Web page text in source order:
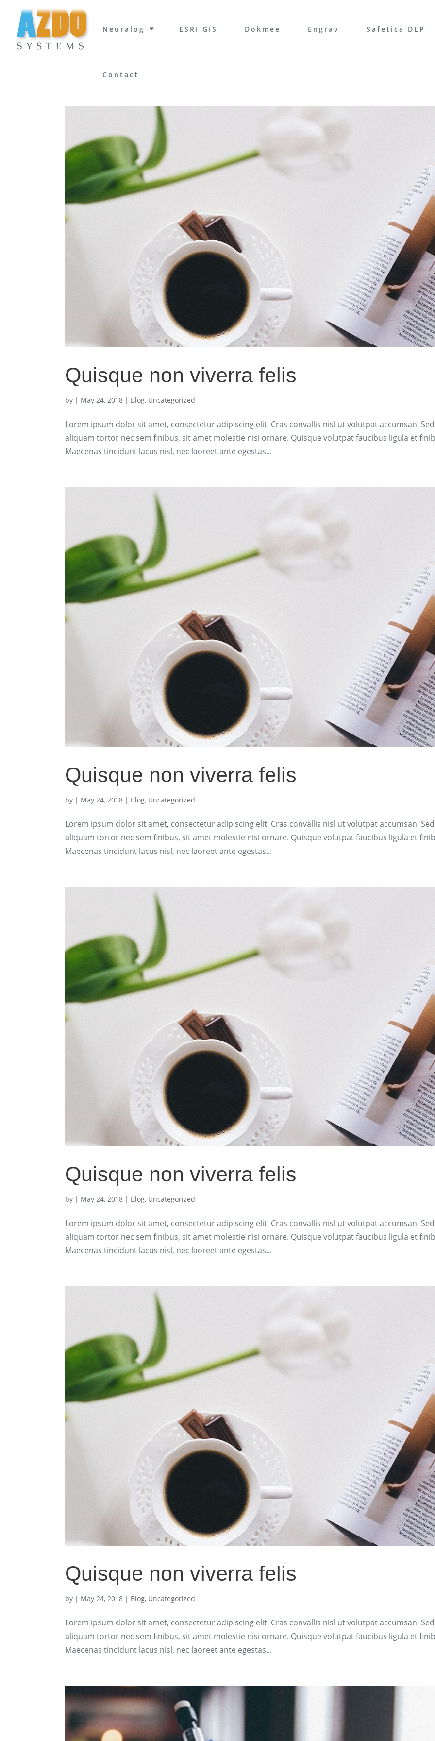
Neuralog ESRI GIS Dokmee Engrav Safetica DLP
Contact
Quisque non viverra felis
by | May 24, 2018 | Blog, Uncategorized
Lorem ipsum dolor sit amet, consectetur adipiscing elit. Cras convallis nisl ut volutpat accumsan. Sed
aliquam tortor nec sem finibus, sit amet molestie nisi ornare. Quisque volutpat faucibus ligula et
Maecenas tincidunt lacus nisl, nec laoreet ante egestas...
Quisque non viverra felis
by | May 24, 2018 | Blog, Uncategorized
Lorem ipsum dolor sit amet, consectetur adipiscing elit. Cras convallis nisl ut volutpat accumsan. Sed
aliquam tortor nec sem finibus, sit amet molestie nisi ornare. Quisque volutpat faucibus ligula et
Maecenas tincidunt lacus nisl, nec laoreet ante egestas...
Quisque non viverra felis
by | May 24, 2018 | Blog, Uncategorized
Lorem ipsum dolor sit amet, consectetur adipiscing elit. Cras convallis nisl ut volutpat accumsan. Sed
aliquam tortor nec sem finibus, sit amet molestie nisi ornare. Quisque volutpat faucibus ligula et
Maecenas tincidunt lacus nisl, nec laoreet ante egestas...
Quisque non viverra felis
by | May 24, 2018 | Blog, Uncategorized
Lorem ipsum dolor sit amet, consectetur adipiscing elit. Cras convallis nisl ut volutpat accumsan. Sed
aliquam tortor nec sem finibus, sit amet molestie nisi ornare. Quisque volutpat faucibus ligula et
Maecenas tincidunt lacus nisl, nec laoreet ante egestas...